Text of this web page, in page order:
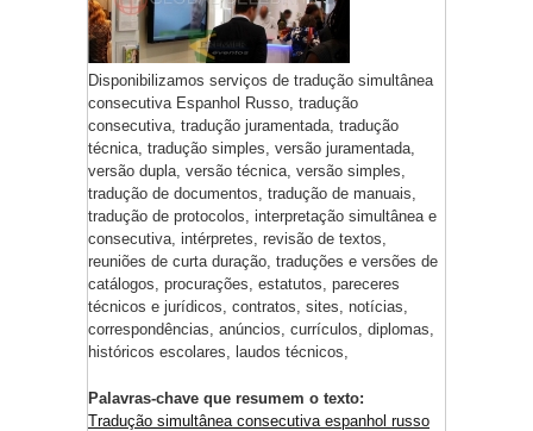
Disponibilizamos serviços de tradução simultânea
consecutiva Espanhol Russo, tradução
consecutiva, tradução juramentada, tradução
técnica, tradução simples, versão juramentada,
versão dupla, versão técnica, versão simples,
tradução de documentos, tradução de manuais,
tradução de protocolos, interpretação simultânea e
consecutiva, intérpretes, revisão de textos,
reuniões de curta duração, traduções e versões de
catálogos, procurações, estatutos, pareceres
técnicos e jurídicos, contratos, sites, notícias,
correspondências, anúncios, currículos, diplomas,
históricos escolares, laudos técnicos,
Palavras-chave que resumem o texto:
Tradução simultânea consecutiva espanhol russo